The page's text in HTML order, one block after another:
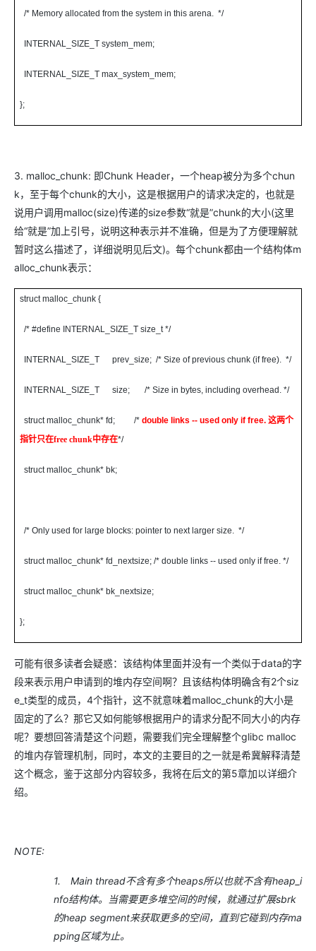
/* Memory allocated from the system in this arena. */
INTERNAL_SIZE_T system_mem;
INTERNAL_SIZE_T max_system_mem;
};
3. malloc_chunk: 即Chunk Header，一个heap被分为多个chun
k，至于每个chunk的大小，这是根据用户的请求决定的，也就是
说用户调用malloc(size)传递的size参数“就是”chunk的大小(这里
给“就是”加上引号，说明这种表示并不准确，但是为了方便理解就
暂时这么描述了，详细说明见后文)。每个chunk都由一个结构体m
alloc_chunk表示：
struct malloc_chunk {
/* #define INTERNAL_SIZE_T size_t */
INTERNAL_SIZE_T prev_size; /* Size of previous chunk (if free). */
INTERNAL_SIZE_T size; /* Size in bytes, including overhead. */
struct malloc_chunk* fd; /*double links -- used only if free. 这两个
指针只在free chunk中存在*/
struct malloc_chunk* bk;
/* Only used for large blocks: pointer to next larger size. */
struct malloc_chunk* fd_nextsize; /* double links -- used only if free. */
struct malloc_chunk* bk_nextsize;
};
可能有很多读者会疑惑：该结构体里面并没有一个类似于data的字
段来表示用户申请到的堆内存空间啊？且该结构体明确含有2个siz
e_t类型的成员，4个指针，这不就意味着malloc_chunk的大小是
固定的了么？那它又如何能够根据用户的请求分配不同大小的内存
呢？要想回答清楚这个问题，需要我们完全理解整个glibc malloc
的堆内存管理机制，同时，本文的主要目的之一就是希冀解释清楚
这个概念，鉴于这部分内容较多，我将在后文的第5章加以详细介
绍。
NOTE:
1. Main thread不含有多个heaps所以也就不含有heap_i
nfo结构体。当需要更多堆空间的时候，就通过扩展sbrk
的heap segment来获取更多的空间，直到它碰到内存ma
pping区域为止。